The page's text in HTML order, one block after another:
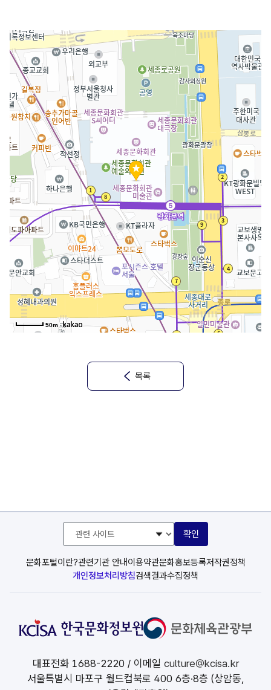
50m
목록
문화포털이란?관련기관 안내이용약관문화홍보등록저작권정책
개인정보처리방침검색결과수집정책
관
사
이
트
확인
대표전화 1688-2220 / 이메일 culture@kcisa.kr
서울특별시 마포구 월드컵북로 400 6층·8층 (상암동,